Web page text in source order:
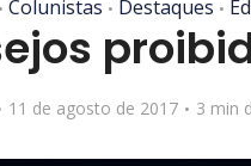
• Colunistas • Destaques •
11 de agosto de 2017 3 min